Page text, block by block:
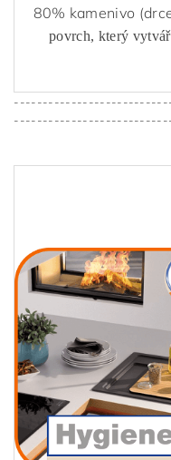
80% kamenivo
povrch, který